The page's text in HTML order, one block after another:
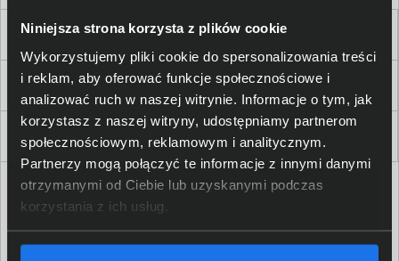
Niniejsza strona korzysta z plików cookie
Wykorzystujemy pliki cookie do spersonalizowania treści
i reklam, aby oferować funkcje społecznościowe i
analizować ruch w naszej witrynie. Informacje o tym, jak
korzystasz z naszej witryny, udostępniamy partnerom
społecznościowym, reklamowym i analitycznym.
Partnerzy mogą połączyć te informacje z innymi danymi
otrzymanymi od Ciebie lub uzyskanymi podczas
korzystania z ich usług.
Dla Firm i Instytucji
Zakupy
Delkom 2000